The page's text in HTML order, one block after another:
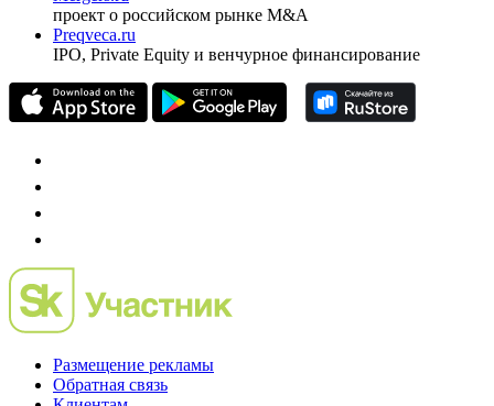
Investfunds
универсальный ресурс по фондовому рынку для
частного инвестора России
проект о российском рынке M&A
Preqveca.ru